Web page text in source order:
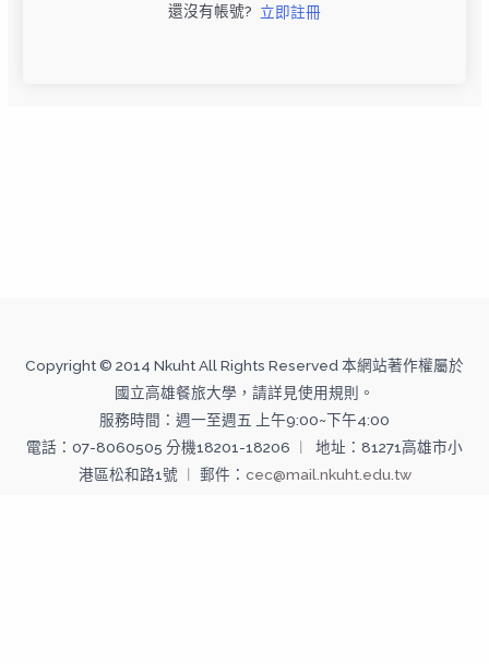
還沒有帳號? 立即註冊
Copyright © 2014 Nkuht All Rights Reserved 本網站著作權屬於
國立高雄餐旅大學，請詳見使用規則。
服務時間：週一至週五 上午9:00~下午4:00
電話：07-8060505 分機18201-18206 ︱ 地址：81271高雄市小
港區松和路1號 ︱ 郵件： cec@mail.nkuht.edu.tw